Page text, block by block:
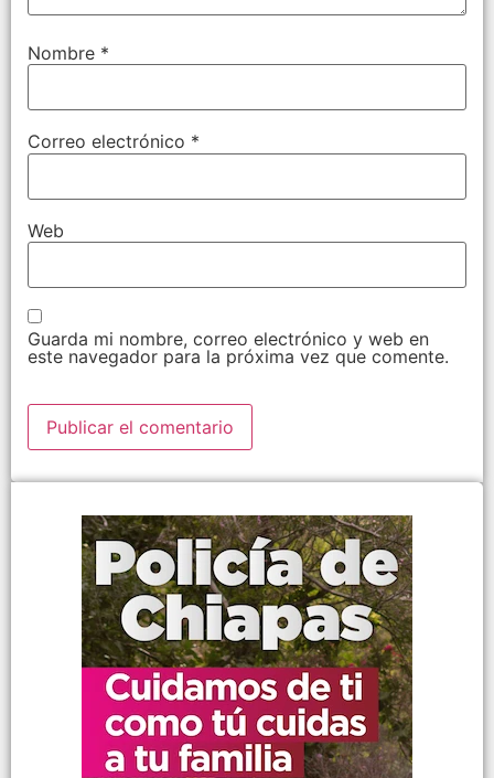
Nombre *
Correo electrónico *
Web
Guarda mi nombre, correo electrónico y web en
este navegador para la próxima vez que comente.